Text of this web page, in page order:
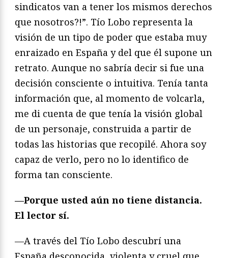
sindicatos van a tener los mismos derechos
que nosotros?!”. Tío Lobo representa la
visión de un tipo de poder que estaba muy
enraizado en España y del que él supone un
retrato. Aunque no sabría decir si fue una
decisión consciente o intuitiva. Tenía tanta
información que, al momento de volcarla,
me di cuenta de que tenía la visión global
de un personaje, construida a partir de
todas las historias que recopilé. Ahora soy
capaz de verlo, pero no lo identifico de
forma tan consciente.
—Porque usted aún no tiene distancia.
El lector sí.
—A través del Tío Lobo descubrí una